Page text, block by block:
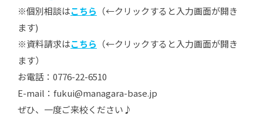
※個別相談はこちら （←クリックすると入力画面が開き
ます)
※資料請求はこちら （←クリックすると入力画面が開き
ます）
お電話：0776-22-6510
E-mail：fukui@managara-base.jp
ぜひ、一度ご来校ください♪